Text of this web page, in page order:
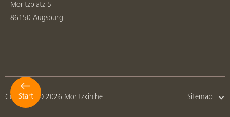
Start
Moritzplatz 5
86150 Augsburg
Copyright © 2026 Moritzkirche Sitemap